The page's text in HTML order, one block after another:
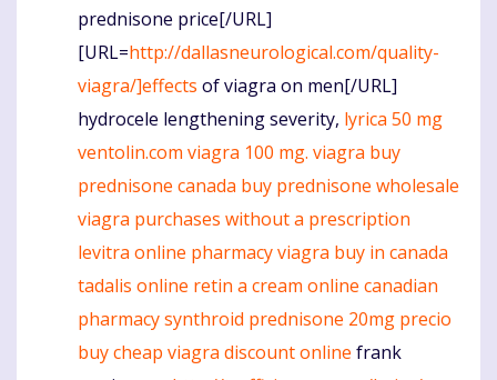
prednisone price[/URL]
[URL=http://dallasneurological.com/quality-
viagra/]effects of viagra on men[/URL]
hydrocele lengthening severity, lyrica 50 mg
ventolin.com viagra 100 mg. viagra buy
prednisone canada buy prednisone wholesale
viagra purchases without a prescription
levitra online pharmacyviagra buy in canada
tadalis online retin a cream online canadian
pharmacysynthroid prednisone 20mg precio
buy cheap viagra discount online frank